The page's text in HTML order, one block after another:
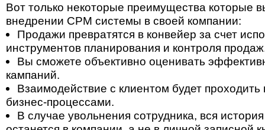
Вот только некоторые преимущества которые
внедрении СРМ системы в своей компании:
Продажи превратятся в конвейер за счет
инструментов планирования и контроля
Вы сможете объективно оценивать
кампаний.
Взаимодействие с клиентом будет проходить
бизнес-процессами.
В случае увольнения сотрудника, вся